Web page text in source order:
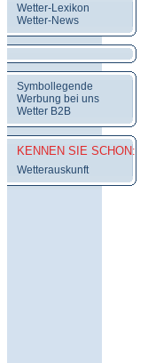
Wetter-Lexikon
Wetter-News
Symbollegende
Werbung bei uns
Wetter B2B
KENNEN SIE SCHON:
Wetterauskunft